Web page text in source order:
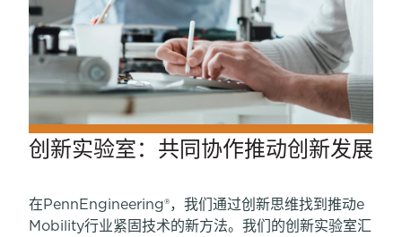
创新实验室：共同协作推动创新发展
在PennEngineering®，我们通过创新思维找到推动e
Mobility行业紧固技术的新方法。我们的创新实验室汇